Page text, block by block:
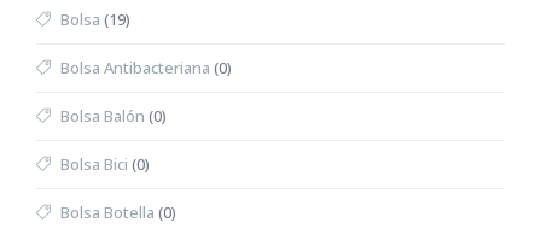
Bolsa (19)
Bolsa Antibacteriana (0)
Bolsa Balón (0)
Bolsa Bici (0)
Bolsa Botella (0)